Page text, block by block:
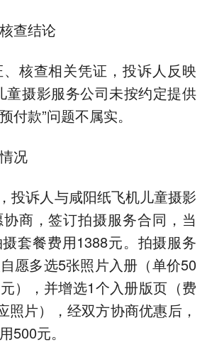
查结论
核查相关凭证，投诉人反映
童摄影服务公司未按约定提供
付款”问题不属实。
况
投诉人与咸阳纸飞机儿童摄影
商，签订拍摄服务合同，当
套餐费用1388元。拍摄服务
愿多选5张照片入册（单价50
），并增选1个入册版页（费
照片），经双方协商优惠后，
500元。